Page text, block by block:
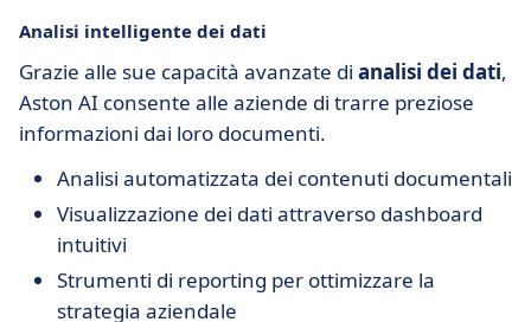
Analisi intelligente dei dati
Grazie alle sue capacità avanzate di analisi dei dati,
Aston AI consente alle aziende di trarre preziose
informazioni dai loro documenti.
Analisi automatizzata dei contenuti documentali
Visualizzazione dei dati attraverso dashboard
intuitivi
Strumenti di reporting per ottimizzare la
strategia aziendale